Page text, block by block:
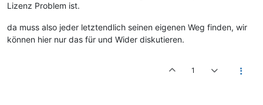
Lizenz Problem ist.
da muss also jeder letztendlich seinen eigenen Weg finden, wir
können hier nur das für und Wider diskutieren.
1